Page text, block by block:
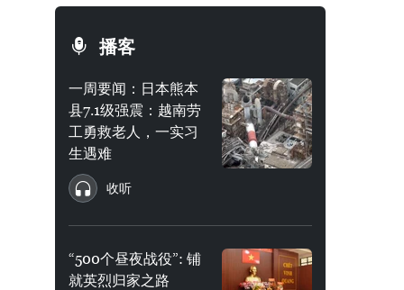
播客
一周要闻：日本熊本
县7.1级强震：越南劳
工勇救老人，一实习
生遇难
收听
“500个昼夜战役”: 铺
就英烈归家之路